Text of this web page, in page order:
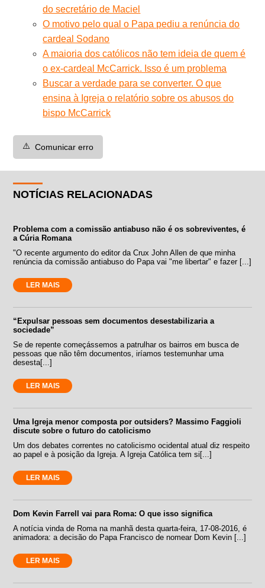
do secretário de Maciel
O motivo pelo qual o Papa pediu a renúncia do
cardeal Sodano
A maioria dos católicos não tem ideia de quem é
o ex-cardeal McCarrick. Isso é um problema
Buscar a verdade para se converter. O que
ensina à Igreja o relatório sobre os abusos do
bispo McCarrick
⚠️ Comunicar erro
NOTÍCIAS RELACIONADAS
Problema com a comissão antiabuso não é os sobreviventes, é
a Cúria Romana
"O recente argumento do editor da Crux John Allen de que minha
renúncia da comissão antiabuso do Papa vai "me libertar" e fazer [...]
LER MAIS
“Expulsar pessoas sem documentos desestabilizaria a
sociedade”
Se de repente começássemos a patrulhar os bairros em busca de
pessoas que não têm documentos, iríamos testemunhar uma
desesta[...]
LER MAIS
Uma Igreja menor composta por outsiders? Massimo Faggioli
discute sobre o futuro do catolicismo
Um dos debates correntes no catolicismo ocidental atual diz respeito
ao papel e à posição da Igreja. A Igreja Católica tem si[...]
LER MAIS
Dom Kevin Farrell vai para Roma: O que isso significa
A notícia vinda de Roma na manhã desta quarta-feira, 17-08-2016, é
animadora: a decisão do Papa Francisco de nomear Dom Kevin [...]
LER MAIS